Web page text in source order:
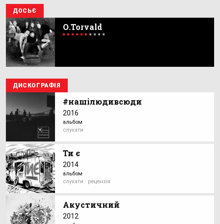
ДОСЬЄ
О.Torvald
ДИСКОГРАФІЯ
#нашілюдивсюди
2016
альбом
слухати
Ти є
2014
альбом
слухати · рецензія
Акустичний
2012